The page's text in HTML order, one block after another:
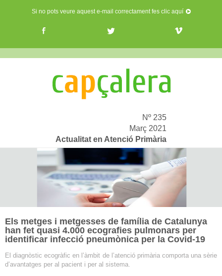
Si no pots veure aquest e-mail correctament fes clic aquí
Nº 235
Març 2021
Actualitat en Atenció Primària
Els metges i metgesses de família de Catalunya
han fet quasi 4.000 ecografies pulmonars per
identificar infecció pneumònica per la Covid-19
El diagnòstic ecogràfic en l’àmbit de l’atenció primària comporta una sèrie
d’avantatges per al pacient i per al sistema.